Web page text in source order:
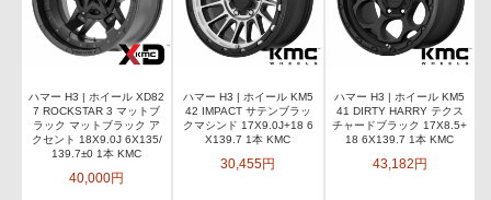
ハマー H3 | ホイール XD82
7 ROCKSTAR 3 マットブ
ラック マットブラック ア
クセント 18X9.0J 6X135/
139.7±0 1本 KMC
40,000円
ハマー H3 | ホイール KM5
42 IMPACT サテンブラッ
クマシンド 17X9.0J+18 6
X139.7 1本 KMC
30,455円
ハマー H3 | ホイール KM5
41 DIRTY HARRY テクス
チャードブラック 17X8.5+
18 6X139.7 1本 KMC
43,182円